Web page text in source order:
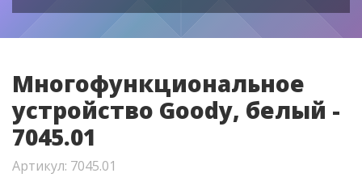
Многофункциональное
устройство Goody, белый -
7045.01
Артикул: 7045.01